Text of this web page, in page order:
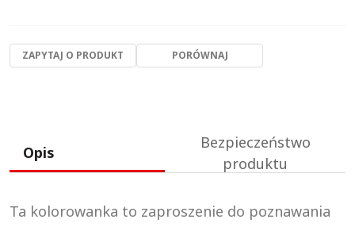
ZAPYTAJ O PRODUKT PORÓWNAJ
Opis
Bezpieczeństwo
produktu
Ta kolorowanka to zaproszenie do poznawania